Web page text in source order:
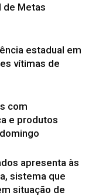
de Metas
estadual em
vítimas de
com
e produtos
apresenta às
sistema que
situação de